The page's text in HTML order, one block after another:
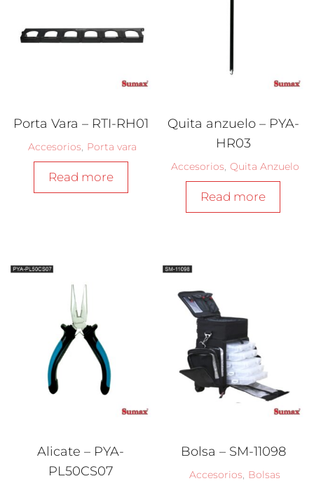
Porta Vara – RTI-RH01
Accesorios Porta vara
Read more
Quita anzuelo – PYA-
HR03
Accesorios Quita Anzuelo
Read more
Alicate – PYA-
PL50CS07
Bolsa – SM-11098
Accesorios Bolsas